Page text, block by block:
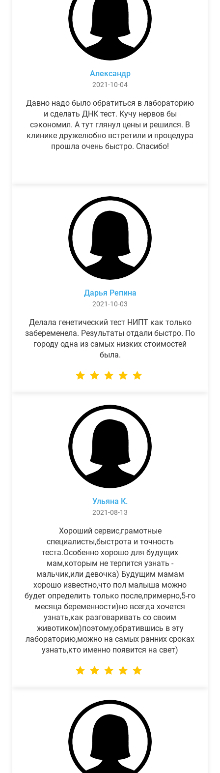
Александр
2021-10-04
Давно надо было обратиться в лабораторию
и сделать ДНК тест. Кучу нервов бы
сэкономил. А тут глянул цены и решился. В
клинике дружелюбно встретили и процедура
прошла очень быстро. Спасибо!
Дарья Репина
2021-10-03
Делала генетический тест НИПТ как только
забеременела. Результаты отдали быстро. По
городу одна из самых низких стоимостей
была.
Ульяна К.
2021-08-13
Хороший сервис,грамотные
специалисты,быстрота и точность
теста.Особенно хорошо для будущих
мам,которым не терпится узнать -
мальчик,или девочка) Будущим мамам
хорошо известно,что пол малыша можно
будет определить только после,примерно,5-го
месяца беременности)но всегда хочется
узнать,как разговаривать со своим
животиком)поэтому,обратившись в эту
лабораторию,можно на самых ранних сроках
узнать,кто именно появится на свет)